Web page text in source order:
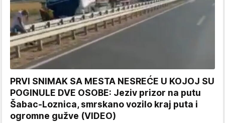
PRVI SNIMAK SA MESTA NESREĆE U KOJOJ SU
POGINULE DVE OSOBE: Jeziv prizor na putu
Šabac-Loznica, smrskano vozilo kraj puta i
ogromne gužve (VIDEO)